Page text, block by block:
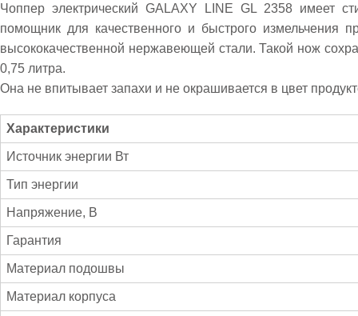
р
а
Ч
о
п
е
р
э
е
р
ч
с
Чоппер электрический GALAXY LINE GL 2358 имеет
помощник для качественного и быстрого
высококачественной нержавеющей стали. Такой нож
0,75 литра.
Она не впитывает запахи и не окрашивается в цвет
Характеристики
Источник энергии Вт
Тип энергии
Напряжение, В
Гарантия
Материал подошвы
Материал корпуса